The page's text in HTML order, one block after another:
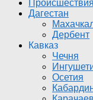
Происшествия
Дагестан
Дербент
Кавказ
Чечня
Осетия